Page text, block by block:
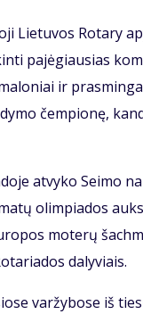
Lie­tu­vos Ro­ta­ry
pa­jė­giau­sias
ir
čem­pio­nę,
at­vy­ko Sei­mo
olim­pia­dos
mo­te­rų
da­ly­viais.
var­žy­bo­se iš